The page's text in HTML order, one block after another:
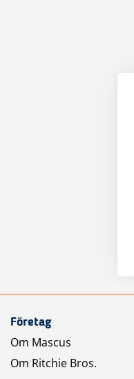
Företag
Om Mascus
Om Ritchie Bros.